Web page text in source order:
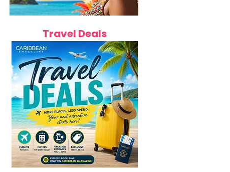
Travel Deals